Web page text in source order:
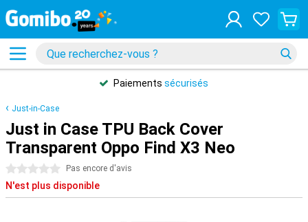
Paiements sécurisés
Just-in-Case
Just in Case TPU Back Cover
Transparent Oppo Find X3 Neo
0 étoiles Pas encore d'avis
N'est plus disponible